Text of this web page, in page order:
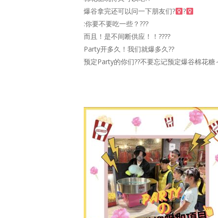
爆谷拿完还可以问一下朋友们?‍
?‍
:你要不要吃一些？???
而且！是不间断供应！！????
Party开多久！我们就爆多久??
预定Party的你们??不要忘记预定爆谷棉花糖